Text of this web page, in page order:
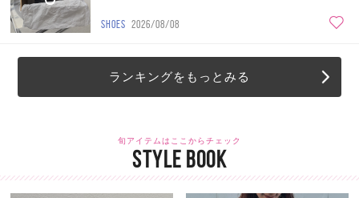
SHOES 2026/08/08
ランキングをもっとみる
旬アイテムはここからチェック
STYLE BOOK